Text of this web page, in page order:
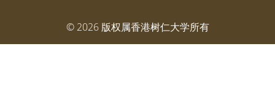
© 2026版权属香港树仁大学所有